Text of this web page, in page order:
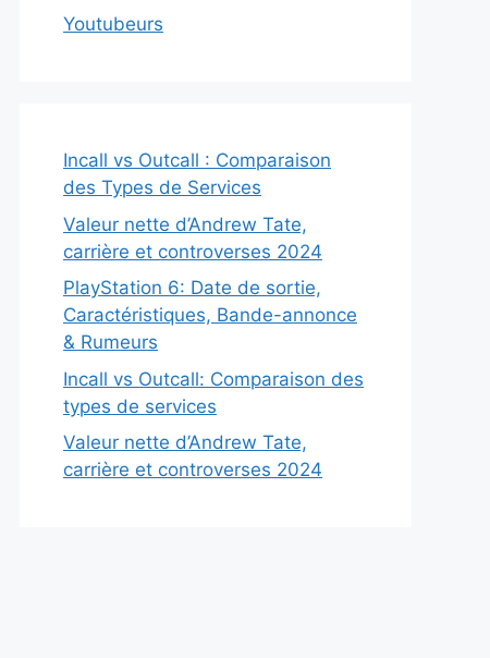
Youtubeurs
Incall vs Outcall : Comparaison
des Types de Services
Valeur nette d’Andrew Tate,
carrière et controverses 2024
PlayStation 6: Date de sortie,
Caractéristiques, Bande-annonce
& Rumeurs
Incall vs Outcall: Comparaison des
types de services
Valeur nette d’Andrew Tate,
carrière et controverses 2024